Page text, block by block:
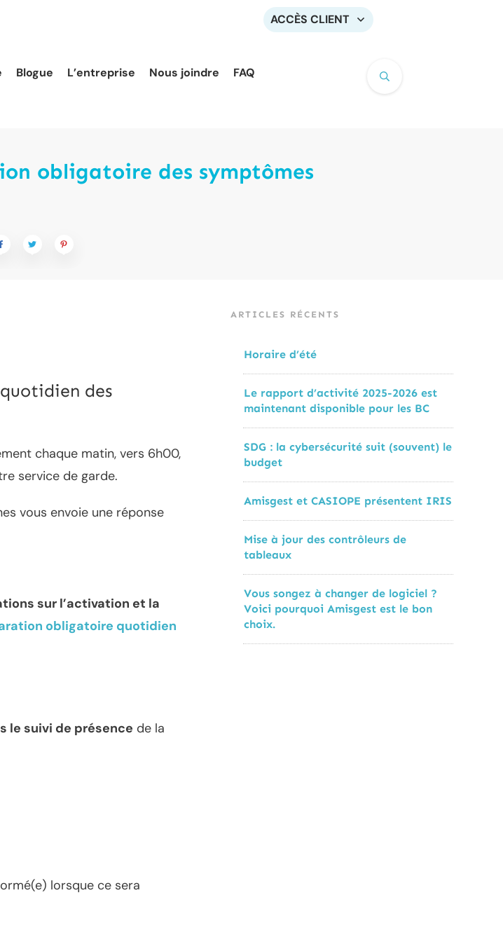
ACCÈS CLIENT
Blogue L’entreprise Nous joindre FAQ
obligatoire des symptômes
des
chaque matin, vers 6h00,
service de garde.
vous envoie une réponse
sur l’activation et la
obligatoire quotidien
le suivi de présence de la
lorsque ce sera
ARTICLES RÉCENTS
Horaire d’été
Le rapport d’activité 2025-2026 est
maintenant disponible pour les BC
SDG : la cybersécurité suit (souvent) le
budget
Amisgest et CASIOPE présentent IRIS
Mise à jour des contrôleurs de
tableaux
Vous songez à changer de logiciel ?
Voici pourquoi Amisgest est le bon
choix.